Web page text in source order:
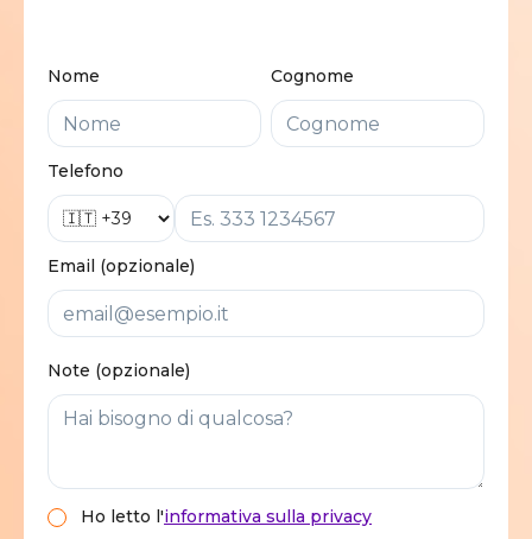
Nome Cognome
Telefono
Email (opzionale)
Note (opzionale)
Ho letto l'informativa sulla privacy